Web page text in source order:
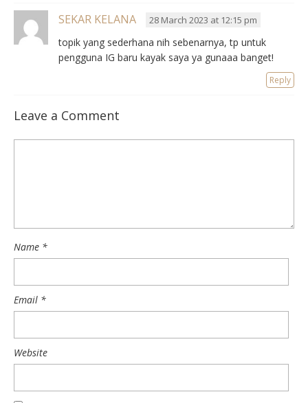
SEKAR KELANA 28 March 2023 at 12:15 pm
topik yang sederhana nih sebenarnya, tp untuk
pengguna IG baru kayak saya ya gunaaa banget!
Reply
Leave a Comment
Name *
Email *
Website